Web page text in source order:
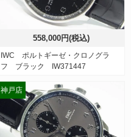
558,000円(税込)
IWC ポルトギーゼ・クロノグラ
フ ブラック IW371447
神戸店